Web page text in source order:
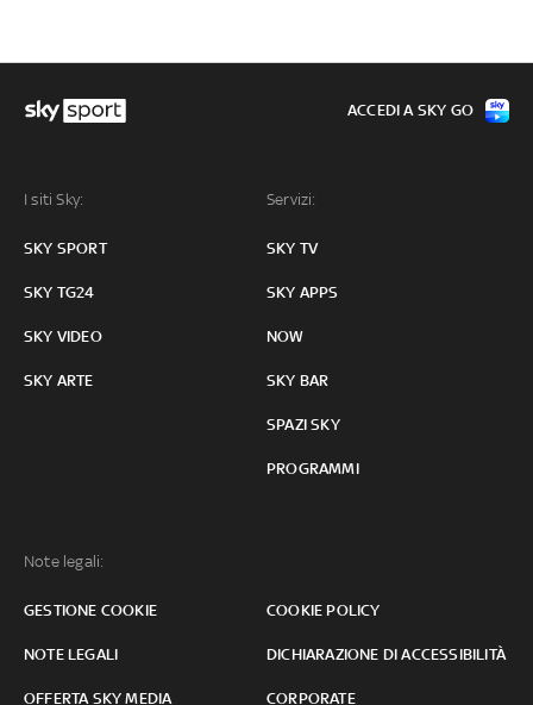
I siti Sky:
SKY SPORT
SKY TG24
SKY VIDEO
SKY ARTE
Servizi:
SKY TV
SKY APPS
NOW
SKY BAR
SPAZI SKY
PROGRAMMI
Note legali:
GESTIONE COOKIE COOKIE POLICY
NOTE LEGALI DICHIARAZIONE DI ACCESSIBILITÀ
OFFERTA SKY MEDIA CORPORATE
ACCEDI A SKY GO